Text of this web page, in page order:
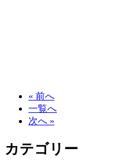
« 前へ
一覧へ
次へ »
カテゴリー